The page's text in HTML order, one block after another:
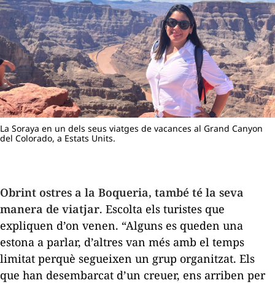
La Soraya en un dels seus viatges de vacances al Grand Canyon
del Colorado, a Estats Units.
Obrint ostres a la Boqueria, també té la seva
manera de viatjar. Escolta els turistes que
expliquen d’on venen. “Alguns es queden una
estona a parlar, d’altres van més amb el temps
limitat perquè segueixen un grup organitzat. Els
que han desembarcat d’un creuer, ens arriben per